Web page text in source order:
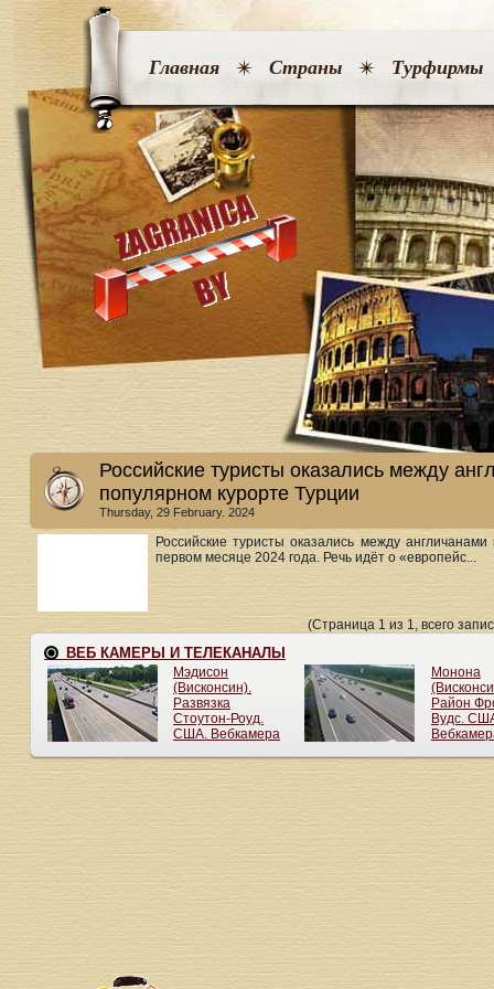
Главная Страны Турфирмы
Российские туристы оказались между
популярном курорте Турции
Thursday, 29 February. 2024
Российские туристы оказались между
первом месяце 2024 года. Речь идёт о «европейс...
(Страница 1 из 1, всего